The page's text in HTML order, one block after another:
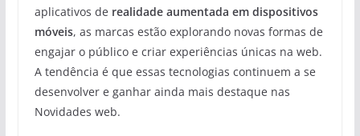
aplicativos de realidade aumentada em dispositivos
móveis, as marcas estão explorando novas formas de
engajar o público e criar experiências únicas na web.
A tendência é que essas tecnologias continuem a se
desenvolver e ganhar ainda mais destaque nas
Novidades web.